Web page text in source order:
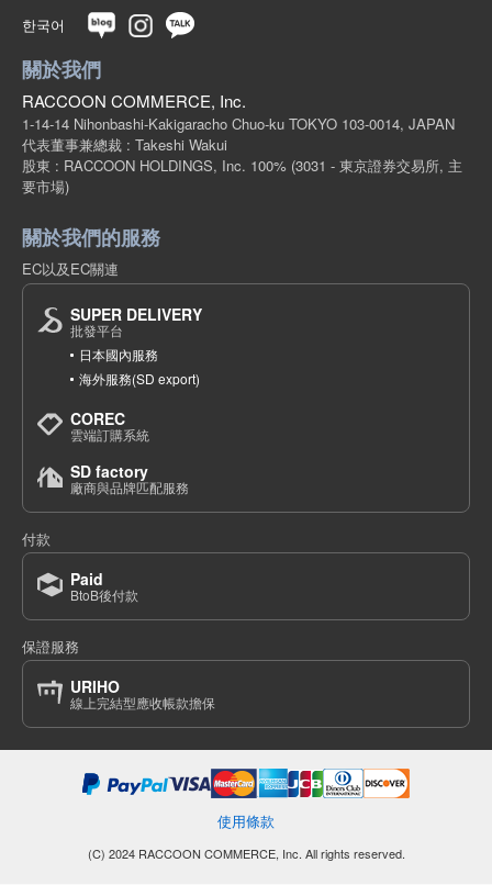
한국어
關於我們
RACCOON COMMERCE, Inc.
1-14-14 Nihonbashi-Kakigaracho Chuo-ku TOKYO 103-0014, JAPAN
代表董事兼總裁 : Takeshi Wakui
股東 : RACCOON HOLDINGS, Inc. 100% (3031 - 東京證券交易所, 主
要市場)
關於我們的服務
EC以及EC關連
SUPER DELIVERY
批發平台
日本國內服務
海外服務(SD export)
COREC
雲端訂購系統
SD factory
廠商與品牌匹配服務
付款
Paid
BtoB後付款
保證服務
URIHO
線上完結型應收帳款擔保
使用條款
(C) 2024 RACCOON COMMERCE, Inc. All rights reserved.